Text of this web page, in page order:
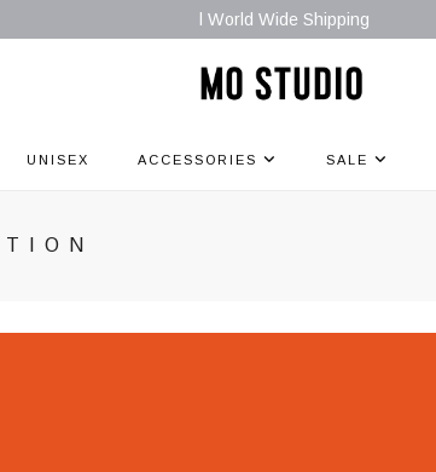
l World Wide Shipping
UNISEX ACCESSORIES SALE